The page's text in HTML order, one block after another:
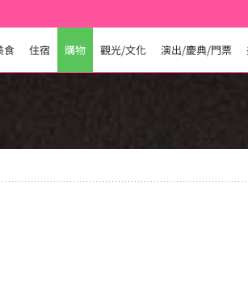
食 住宿 購物 觀光/文化 演出/慶典/門票